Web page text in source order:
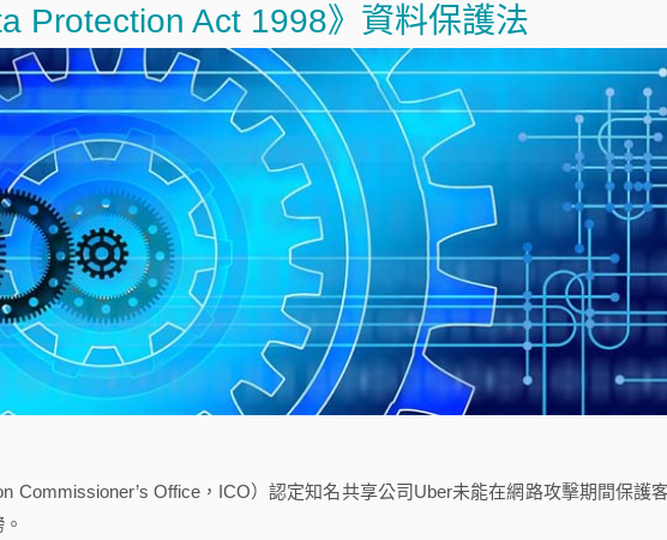
Protection Act 1998》資料保護法
Office，ICO）認定知名共享公司Uber未能在網路攻擊期間保護